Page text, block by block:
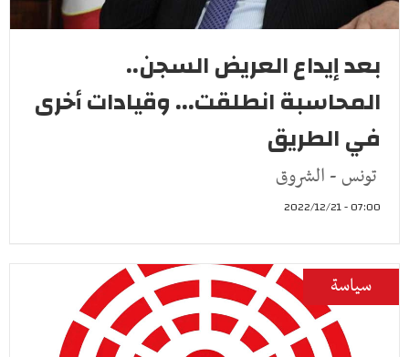
بعد إيداع العريض السجن..
المحاسبة انطلقت... وقيادات أخرى
في الطريق
تونس - الشروق
07:00 - 2022/12/21
سياسة